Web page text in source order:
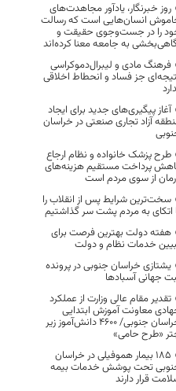
روز خبرنگار، یادآور مجاهدت‌های
انسان‌هایی است که رسالت
را در جست‌وجوی حقیقت و
به جامعه معنا کرده‌اند
فرهنگ مادی و لیبرال‌دموکراسی
جز فساد و انحطاط اخلاقی
آغاز پیگیری‌های جدید برای ایجاد
آزاد تجاری صنعتی در خراسان
طرح پزشک خانواده و نظام ارجاع
پرداخت مستقیم هزینه‌های
از سوی مردم است
سخت‌ترین شرایط پس از انقلاب را
اتکای به مردم پشت سر گذاشتیم
هفته دولت بهترین فرصت برای
خدمات نظام و دولت
یشتازی خراسان جنوبی در پرونده
جهانی آسبادها
تقدیر مقام عالی وزارت از عملکرد
معاونت آموزش ابتدایی
خراسان جنوبی/ ۴۶۰۰ دانش‌آموز زیر
«طرح حامی»
۱۸۵ بیمار هموفیلی در خراسان
تحت پوشش خدمات بیمه
قرار دارند